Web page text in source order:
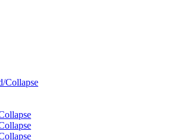
Collapse